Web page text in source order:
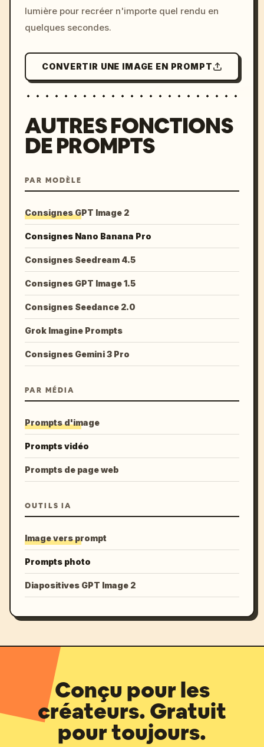
lumière pour recréer n'importe quel rendu en
quelques secondes.
CONVERTIR UNE IMAGE EN PROMPT
AUTRES FONCTIONS
DE PROMPTS
PAR MODÈLE
Consignes GPT Image 2
Consignes Nano Banana Pro
Consignes Seedream 4.5
Consignes GPT Image 1.5
Consignes Seedance 2.0
Grok Imagine Prompts
Consignes Gemini 3 Pro
PAR MÉDIA
Prompts d'image
Prompts vidéo
Prompts de page web
OUTILS IA
Image vers prompt
Prompts photo
Diapositives GPT Image 2
Conçu pour les
créateurs. Gratuit
pour toujours.